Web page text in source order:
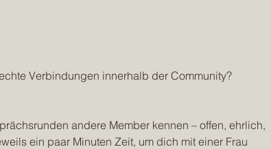
Verbindungen innerhalb der Community?
andere Member kennen – offen, ehrlich,
ein paar Minuten Zeit, um dich mit einer Frau